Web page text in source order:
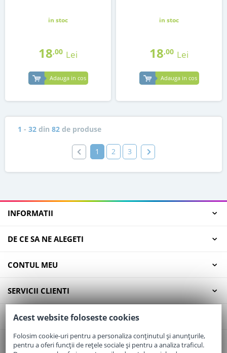
in stoc
18,00 Lei
Adauga in cos
in stoc
18,00 Lei
Adauga in cos
1 - 32 din 82 de produse
1 2 3
INFORMATII
DE CE SA NE ALEGETI
CONTUL MEU
SERVICII CLIENTI
CONTACT
Email:office@elaptepraf.ro
Acest website foloseste cookies
Folosim cookie-uri pentru a personaliza conținutul și anunțurile,
pentru a oferi funcții de rețele sociale și pentru a analiza traficul.